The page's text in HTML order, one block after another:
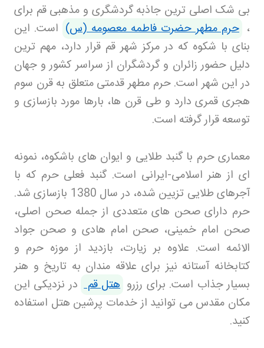
بی شک اصلی ترین جاذبه گردشگری و مذهبی قم برای
، حرم مطهر حضرت فاطمه معصومه (س) است. این
بنای با شکوه که در مرکز شهر قم قرار دارد، مهم ترین
دلیل حضور زائران و گردشگران از سراسر کشور و جهان
در این شهر است. حرم مطهر قدمتی متعلق به قرن سوم
هجری قمری دارد و طی قرن ها، بارها مورد بازسازی و
توسعه قرار گرفته است.
معماری حرم با گنبد طلایی و ایوان های باشکوه، نمونه
ای از هنر اسلامی-ایرانی است. گنبد فعلی حرم که با
آجرهای طلایی تزیین شده، در سال 1380 بازسازی شد.
حرم دارای صحن های متعددی از جمله صحن اصلی،
صحن امام خمینی، صحن امام هادی و صحن جواد
الائمه است. علاوه بر زیارت، بازدید از موزه حرم و
کتابخانه آستانه نیز برای علاقه مندان به تاریخ و هنر
بسیار جذاب است. برای رزرو هتل قم در نزدیکی این
مکان مقدس می توانید از خدمات پرشین هتل استفاده
کنید.